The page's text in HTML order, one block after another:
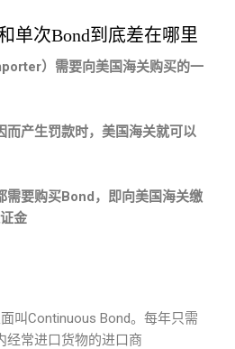
单次Bond到底差在哪里
）需要向美国海关购买的一
而产生罚款时，美国海关就可以
需要购买Bond，即向美国海关缴
金
叫Continuous Bond。每年只需
经常进口货物的进口商